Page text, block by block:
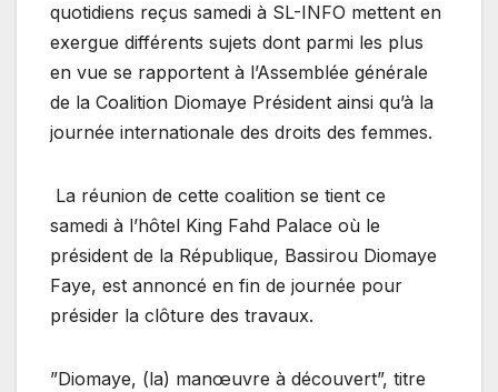
quotidiens reçus samedi à SL-INFO mettent en
exergue différents sujets dont parmi les plus
en vue se rapportent à l’Assemblée générale
de la Coalition Diomaye Président ainsi qu’à la
journée internationale des droits des femmes.
La réunion de cette coalition se tient ce
samedi à l’hôtel King Fahd Palace où le
président de la République, Bassirou Diomaye
Faye, est annoncé en fin de journée pour
présider la clôture des travaux.
”Diomaye, (la) manœuvre à découvert”, titre